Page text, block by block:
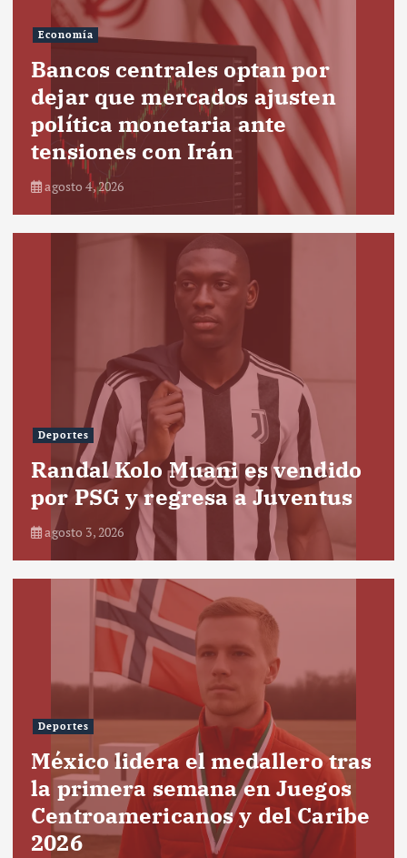
Economía
Bancos centrales optan por
dejar que mercados ajusten
política monetaria ante
tensiones con Irán
agosto 4, 2026
Deportes
Randal Kolo Muani es vendido
por PSG y regresa a Juventus
agosto 3, 2026
Deportes
México lidera el medallero tras
la primera semana en Juegos
Centroamericanos y del Caribe
2026